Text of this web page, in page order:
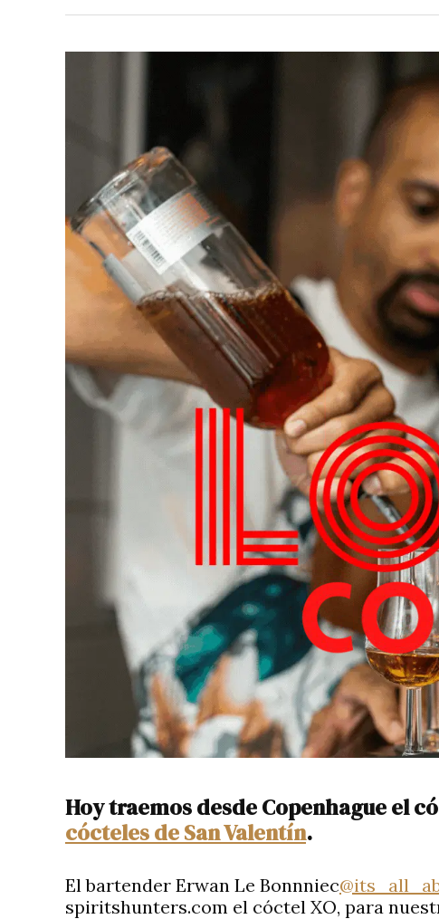
Hoy traemos desde Copenhague el
cócteles de San Valentín.
El bartender Erwan Le Bonnniec
spiritshunters.com el cóctel XO, para